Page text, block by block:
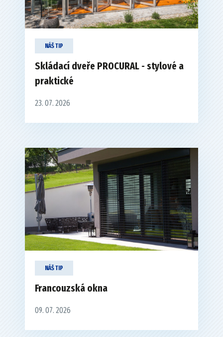
NÁŠ TIP
Skládací dveře PROCURAL - stylové a
praktické
23. 07. 2026
NÁŠ TIP
Francouzská okna
09. 07. 2026